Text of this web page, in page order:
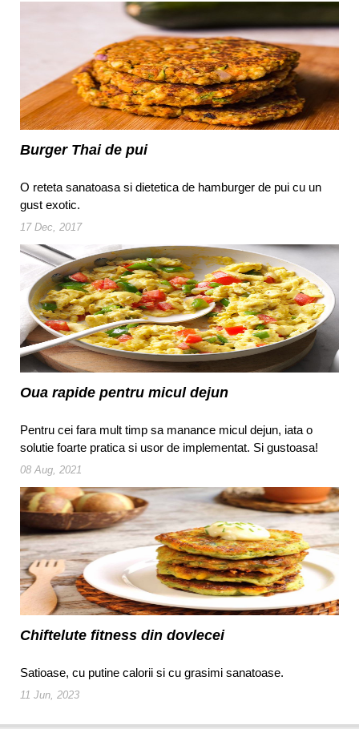
Burger Thai de pui
O reteta sanatoasa si dietetica de hamburger de pui cu un
gust exotic.
17 Dec, 2017
Oua rapide pentru micul dejun
Pentru cei fara mult timp sa manance micul dejun, iata o
solutie foarte pratica si usor de implementat. Si gustoasa!
08 Aug, 2021
Chiftelute fitness din dovlecei
Satioase, cu putine calorii si cu grasimi sanatoase.
11 Jun, 2023